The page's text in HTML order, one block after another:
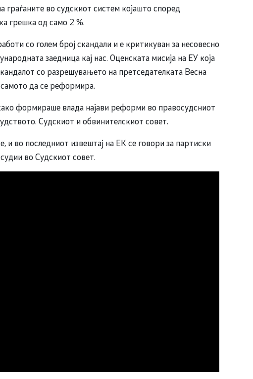
граѓаните во судскиот систем којашто според
грешка од само 2 %.
со голем број скандали и е критикуван за несовесно
заедница кај нас. Оценската мисија на ЕУ која
со разрешувањето на претседателката Весна
да се реформира.
формираше влада најави реформи во правосудсниот
Судскиот и обвинителскиот совет.
и во последниот извештај на ЕК се говори за партиски
во Судскиот совет.